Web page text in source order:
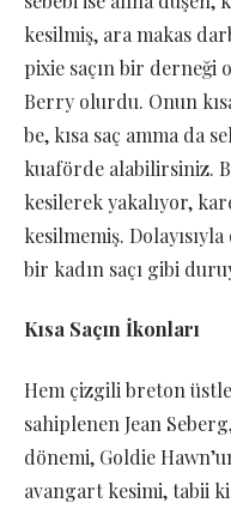
kesilmiş, ara makas
pixie saçın bir derneği
Berry olurdu. Onun
be, kısa saç amma da
kuaförde alabilirsiniz.
kesilerek yakalıyor,
kesilmemiş.
bir kadın saçı gibi
Kısa Saçın İkonları
Hem çizgili breton
sahiplenen Jean
dönemi, Goldie
avangart kesimi, tabii